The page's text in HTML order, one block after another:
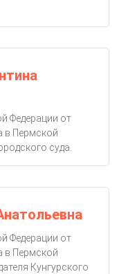
Федерации от
в Пермской
суда.
Федерации от
в Пермской
Кунгурского